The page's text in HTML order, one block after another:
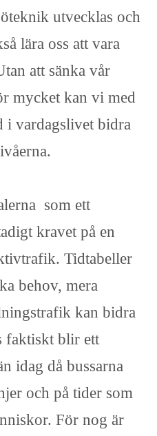
utvecklas och
lära oss att vara
att sänka vår
mycket kan vi med
i vardagslivet bidra
som ett
kravet på en
Tidtabeller
behov, mera
kan bidra
faktiskt blir ett
idag då bussarna
och på tider som
För nog är